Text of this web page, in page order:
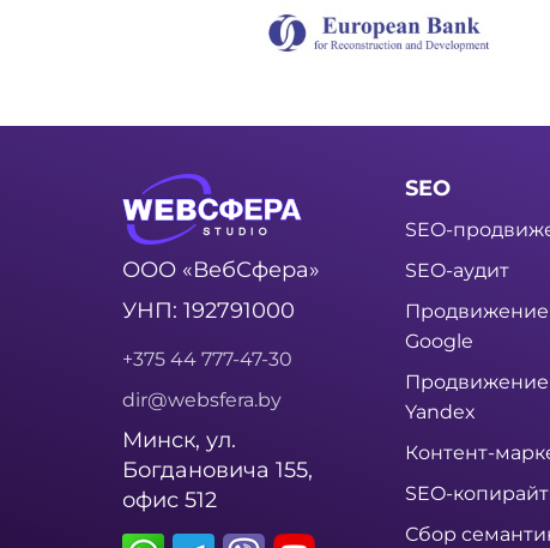
ООО «ВебСфера»
УНП: 192791000
+375 44 777-47-30
dir@websfera.by
Минск, ул.
Богдановича 155,
офис 512
SEO
SEO-
SEO-аудит
Продвижение
Google
Продвижение
Yandex
Контент-
SEO-
Сбор